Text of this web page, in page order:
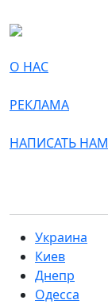
О НАС
РЕКЛАМА
НАПИСАТЬ НАМ
Украина
Киев
Днепр
Одесса